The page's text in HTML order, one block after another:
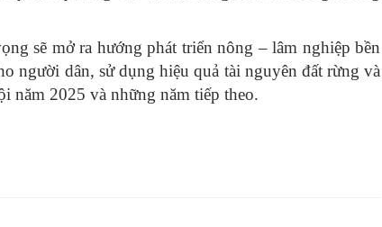
sẽ mở ra hướng phát triển nông – lâm nghiệp bền
người dân, sử dụng hiệu quả tài nguyên đất rừng và
năm 2025 và những năm tiếp theo.